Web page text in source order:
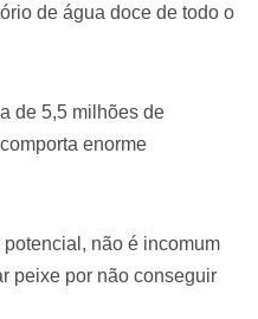
de água doce de todo o
de 5,5 milhões de
enorme
não é incomum
peixe por não conseguir